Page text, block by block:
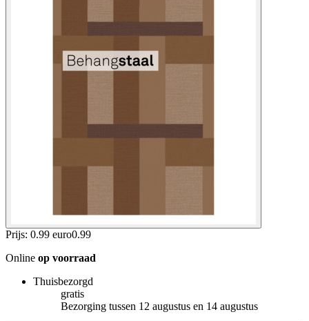
Prijs: 0.99 euro0.99
Online op voorraad
Thuisbezorgd
gratis
Bezorging tussen 12 augustus en 14 augustus